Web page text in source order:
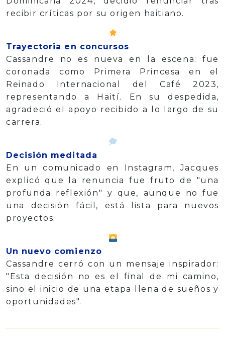
recibir críticas por su origen haitiano.
Trayectoria en concursos
Cassandre no es nueva en la escena: fue
coronada como Primera Princesa en el
Reinado Internacional del Café 2023,
representando a Haití. En su despedida,
agradeció el apoyo recibido a lo largo de su
carrera.
Decisión meditada
En un comunicado en Instagram, Jacques
explicó que la renuncia fue fruto de "una
profunda reflexión" y que, aunque no fue
una decisión fácil, está lista para nuevos
proyectos.
Un nuevo comienzo
Cassandre cerró con un mensaje inspirador:
"Esta decisión no es el final de mi camino,
sino el inicio de una etapa llena de sueños y
oportunidades".